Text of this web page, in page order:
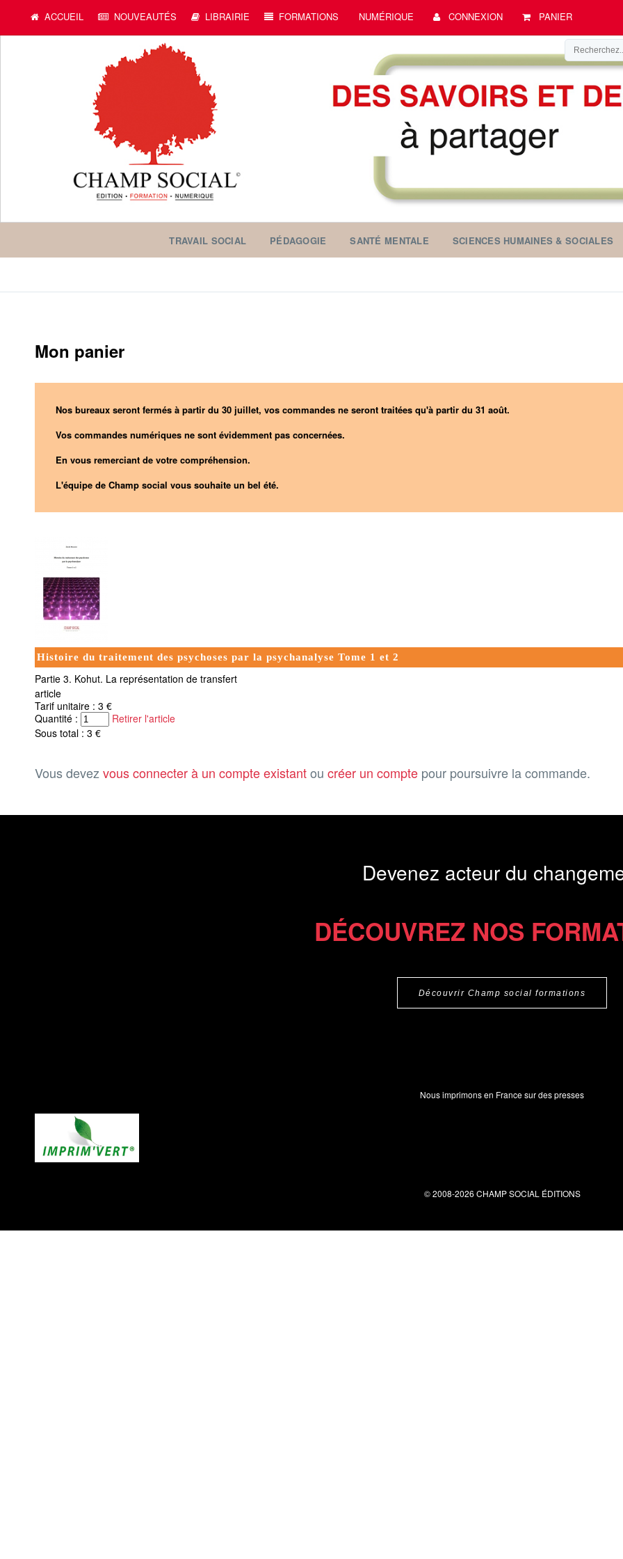
ACCUEIL NOUVEAUTÉS LIBRAIRIE FORMATIONS NUMÉRIQUE CONNEXION PANIER
TRAVAIL SOCIAL PÉDAGOGIE SANTÉ MENTALE SCIENCES HUMAINES & SOCIALES
Mon panier
Nos bureaux seront fermés à partir du 30 juillet, vos commandes ne seront traitées qu'à partir du 31 août.
Vos commandes numériques ne sont évidemment pas concernées.
En vous remerciant de votre compréhension.
L'équipe de Champ social vous souhaite un bel été.
Histoire du traitement des psychoses par la psychanalyse Tome 1 et 2
Partie 3. Kohut. La représentation de transfert
article
Tarif unitaire : 3 €
Quantité :
Retirer l'article
Sous total : 3 €
Vous devezvous connecter à un compte existantou créer un compte pour poursuivre la commande.
Devenez acteur du
DÉCOUVREZ NOS
Découvrir Champ social formations
Nous imprimons en France sur des presses
© 2008-2026 CHAMP SOCIAL ÉDITIONS